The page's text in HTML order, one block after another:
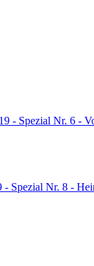
- Spezial Nr. 6 -
- Spezial Nr. 8 -